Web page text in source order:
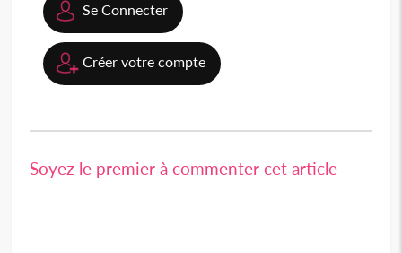
Se Connecter
Créer votre compte
Soyez le premier à commenter cet article